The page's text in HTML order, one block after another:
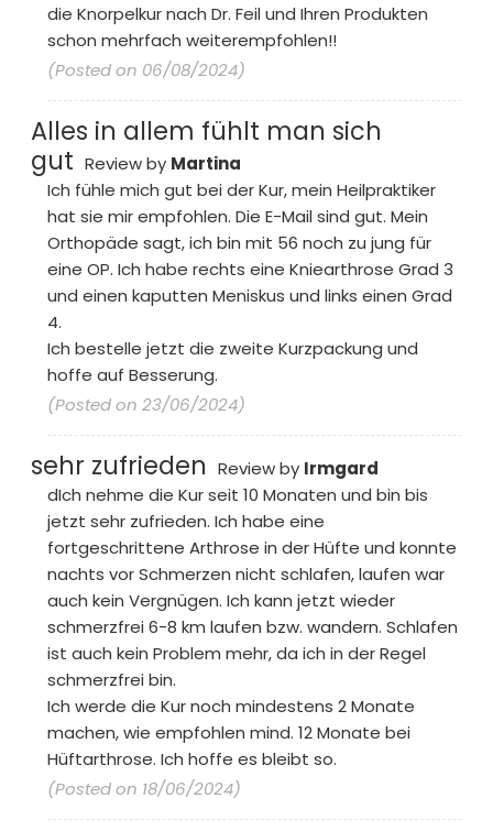
die Knorpelkur nach Dr. Feil und Ihren Produkten
schon mehrfach weiterempfohlen!!
(Posted on 06/08/2024)
Alles in allem fühlt man sich
gut Review by Martina
Ich fühle mich gut bei der Kur, mein Heilpraktiker
hat sie mir empfohlen. Die E-Mail sind gut. Mein
Orthopäde sagt, ich bin mit 56 noch zu jung für
eine OP. Ich habe rechts eine Kniearthrose Grad 3
und einen kaputten Meniskus und links einen Grad
4.
Ich bestelle jetzt die zweite Kurzpackung und
hoffe auf Besserung.
(Posted on 23/06/2024)
sehr zufrieden Review by Irmgard
dIch nehme die Kur seit 10 Monaten und bin bis
jetzt sehr zufrieden. Ich habe eine
fortgeschrittene Arthrose in der Hüfte und konnte
nachts vor Schmerzen nicht schlafen, laufen war
auch kein Vergnügen. Ich kann jetzt wieder
schmerzfrei 6-8 km laufen bzw. wandern. Schlafen
ist auch kein Problem mehr, da ich in der Regel
schmerzfrei bin.
Ich werde die Kur noch mindestens 2 Monate
machen, wie empfohlen mind. 12 Monate bei
Hüftarthrose. Ich hoffe es bleibt so.
(Posted on 18/06/2024)